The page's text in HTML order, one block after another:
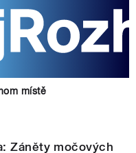
místě
Záněty močových